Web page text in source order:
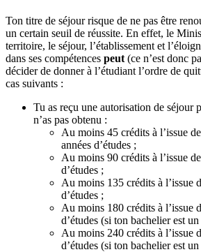
Ton titre de séjour risque de ne pas être
un certain seuil de réussite. En effet, le
territoire, le séjour, l’établissement et
dans ses compétences peut (ce n’est donc
décider de donner à l’étudiant l’ordre de
cas suivants :
Tu as reçu une autorisation de séjour
n’as pas obtenu :
Au moins 45 crédits à l’issue
années d’études ;
Au moins 90 crédits à l’issue
d’études ;
Au moins 135 crédits à l’issue
d’études ;
Au moins 180 crédits à l’issue
d’études (si ton bachelier est
Au moins 240 crédits à l’issue
d’études (si ton bachelier est